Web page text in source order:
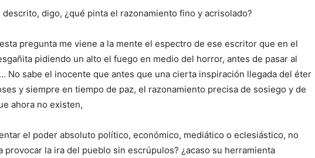
descrito, digo, ¿qué pinta el razonamiento fino y acrisolado?
pregunta me viene a la mente el espectro de ese escritor que en el
pidiendo un alto el fuego en medio del horror, antes de pasar al
No sabe el inocente que antes que una cierta inspiración llegada del éter
y siempre en tiempo de paz, el razonamiento precisa de sosiego y de
ahora no existen,
el poder absoluto político, económico, mediático o eclesiástico, no
provocar la ira del pueblo sin escrúpulos? ¿acaso su herramienta